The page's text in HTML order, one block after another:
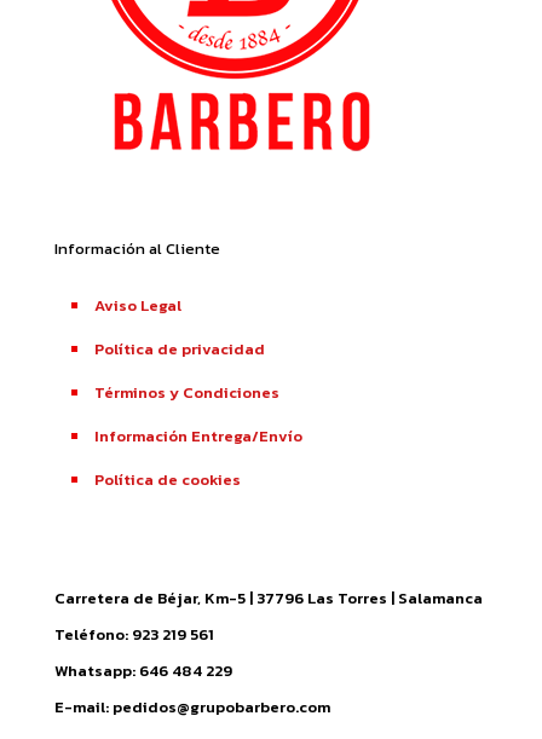
Información al Cliente
Aviso Legal
Política de privacidad
Términos y Condiciones
Información Entrega/Envío
Política de cookies
Carretera de Béjar, Km-5 | 37796 Las Torres | Salamanca
Teléfono: 923 219 561
Whatsapp: 646 484 229
E-mail: pedidos@grupobarbero.com